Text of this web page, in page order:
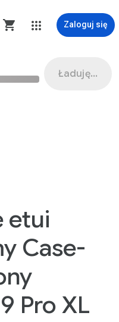
Zaloguj się
Ładuję...
etui
Case-
Pro XL